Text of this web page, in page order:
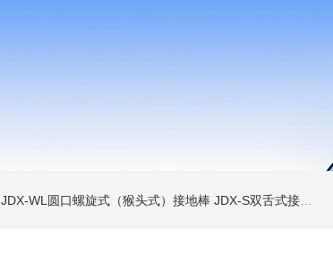
JDX-WL圆口螺旋式（猴头式）接地棒 JDX-S双舌式接地棒价格